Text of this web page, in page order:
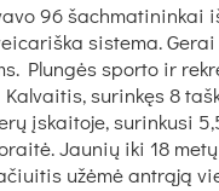
96 šachmatininkai
sistema.
Plungės sporto ir
surinkęs 8
įskaitoje, surinkusi
Jaunių iki 18
užėmė antrąją